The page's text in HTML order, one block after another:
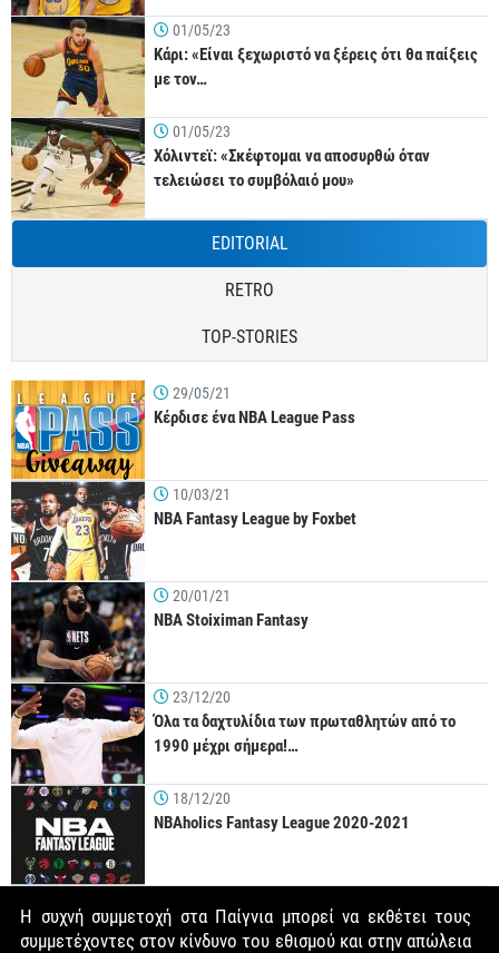
01/05/23
Κάρι: «Είναι ξεχωριστό να ξέρεις ότι θα παίξεις
με τον…
01/05/23
Χόλιντεϊ: «Σκέφτομαι να αποσυρθώ όταν
τελειώσει το συμβόλαιό μου»
EDITORIAL
RETRO
TOP-STORIES
29/05/21
Κέρδισε ένα NBA League Pass
10/03/21
NBA Fantasy League by Foxbet
20/01/21
NBA Stoiximan Fantasy
23/12/20
Όλα τα δαχτυλίδια των πρωταθλητών από το
1990 μέχρι σήμερα!…
18/12/20
NBAholics Fantasy League 2020-2021
Η συχνή συμμετοχή στα Παίγνια μπορεί να εκθέτει τους
συμμετέχοντες στον κίνδυνο του εθισμού και στην απώλεια